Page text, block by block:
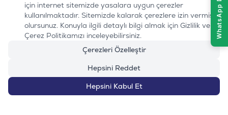
bizi takip edin:
Instagram
Youtube
TiktokFacebook
Linkedin
www.evinemama.com
0232 7000 212
%100 MUTLU
MÜŞTERI HATTI
için internet sitemizde yasalara uygun çerezler
kullanılmaktadır. Sitemizde kalarak çerezlere izin vermiş
olursunuz. Konuyla ilgili detaylı bilgi almak için Gizlilik ve
Çerez Politikamızı inceleyebilirsiniz.
Çerezleri Özelleştir
Hepsini Reddet
Hepsini Kabul Et